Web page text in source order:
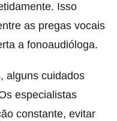
Isso
as pregas vocais
a fonoaudióloga.
alguns cuidados
especialistas
constante, evitar